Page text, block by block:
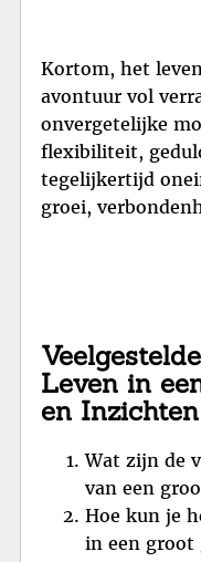
Kortom, het
avontuur vol
onvergetelijke
flexibiliteit,
tegelijkertijd
groei,
Leven in
en Inzichten
Wat zijn de
van een
Hoe kun je
in een groot